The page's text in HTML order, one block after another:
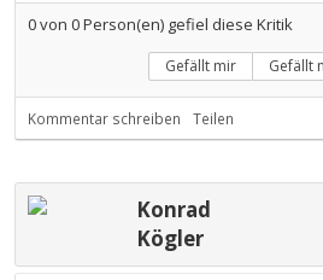
0von 0Person(en) gefiel diese Kritik
Gefällt mir Gefällt
Kommentar schreiben Teilen
Konrad
Kögler